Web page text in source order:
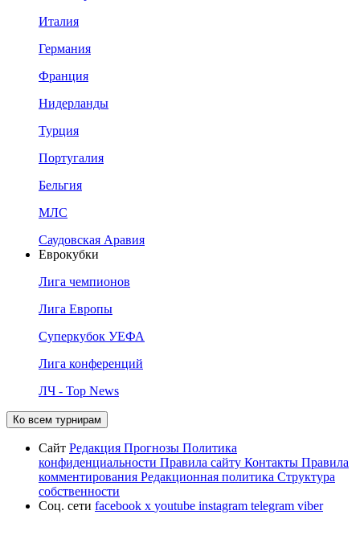
Италия
Германия
Франция
Нидерланды
Турция
Португалия
Бельгия
МЛС
Саудовская Аравия
Еврокубки
Лига чемпионов
Лига Европы
Суперкубок УЕФА
Лига конференций
ЛЧ - Top News
Ко всем турнирам
Сайт Редакция Прогнозы Политика
конфиденциальности Правила сайту Контакты Правила
комментирования Редакционная политика Структура
собственности
Соц. сети facebook x youtube instagram telegram viber